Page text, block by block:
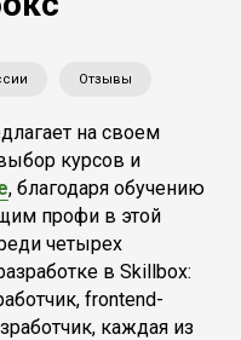
Отзывы
на своем
курсов и
, благодаря обучению
профи в этой
четырех
в Skillbox:
frontend-
каждая из